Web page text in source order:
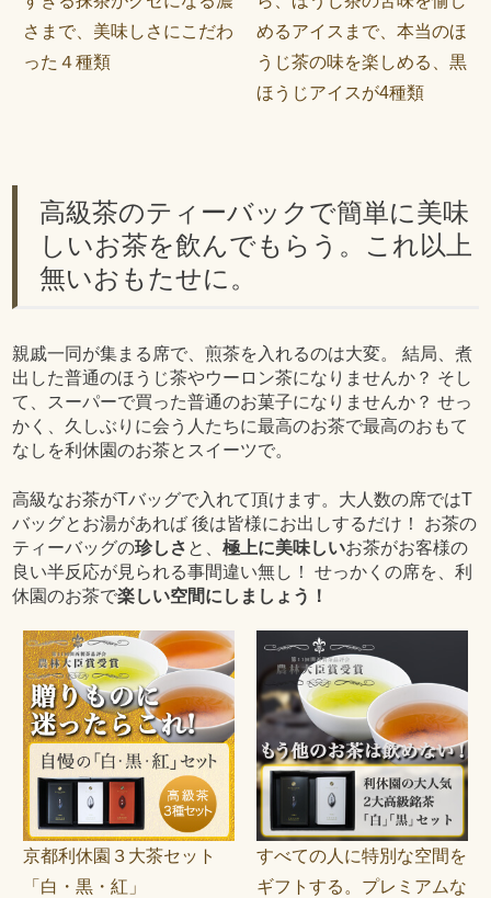
さまで、美味しさにこだわ
った４種類
めるアイスまで、本当のほ
うじ茶の味を楽しめる、黒
ほうじアイスが4種類
高級茶のティーバックで簡単に美味
しいお茶を飲んでもらう。これ以上
無いおもたせに。
親戚一同が集まる席で、煎茶を入れるのは大変。 結局、煮
出した普通のほうじ茶やウーロン茶になりませんか？ そし
て、スーパーで買った普通のお菓子になりませんか？ せっ
かく、久しぶりに会う人たちに最高のお茶で最高のおもて
なしを利休園のお茶とスイーツで。
高級なお茶がTバッグで入れて頂けます。大人数の席ではT
バッグとお湯があれば 後は皆様にお出しするだけ！ お茶の
ティーバッグの珍しさ と、極上に美味しいお茶がお客様の
良い半反応が見られる事間違い無し！ せっかくの席を、利
休園のお茶で楽しい空間にしましょう！
京都利休園３大茶セット
「白・黒・紅」
すべての人に特別な空間を
ギフトする。プレミアムな